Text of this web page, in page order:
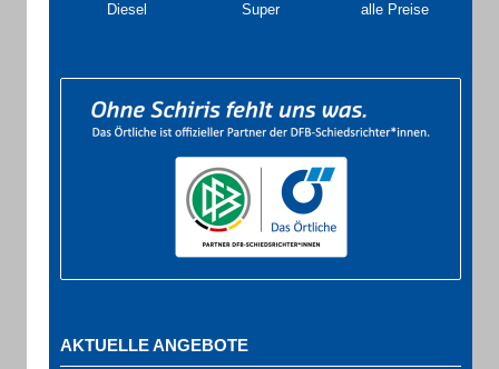
Diesel Super alle Preise
AKTUELLE ANGEBOTE